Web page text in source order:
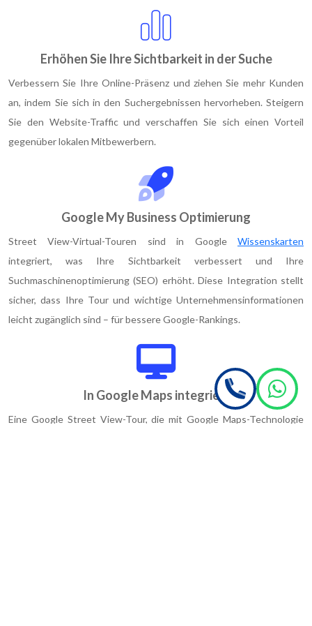
Erhöhen Sie Ihre Sichtbarkeit in der Suche
Verbessern Sie Ihre Online-Präsenz und ziehen Sie mehr Kunden
an, indem Sie sich in den Suchergebnissen hervorheben. Steigern
Sie den Website-Traffic und verschaffen Sie sich einen Vorteil
gegenüber lokalen Mitbewerbern.
Google My Business Optimierung
Street View-Virtual-Touren sind in Google Wissenskarten
integriert, was Ihre Sichtbarkeit verbessert und Ihre
Suchmaschinenoptimierung (SEO) erhöht. Diese Integration stellt
sicher, dass Ihre Tour und wichtige Unternehmensinformationen
leicht zugänglich sind – für bessere Google-Rankings.
In Google Maps integriert
Eine Google Street View-Tour, die mit Google Maps-Technologie